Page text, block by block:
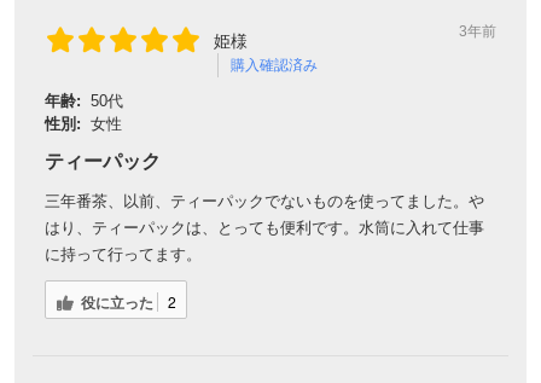
姫様
購入確認済み
3年前
年齢: 50代
性別: 女性
ティーパック
三年番茶、以前、ティーパックでないものを使ってました。や
はり、ティーパックは、とっても便利です。水筒に入れて仕事
に持って行ってます。
役に立った 2